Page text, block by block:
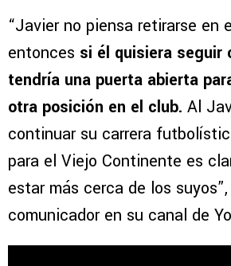
“Javier no piensa retirarse en
entonces si él quisiera seguir
tendría una puerta abierta
otra posición en el club. Al
continuar su carrera
para el Viejo Continente es
estar más cerca de los
comunicador en su canal de